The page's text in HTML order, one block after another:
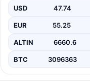
USD 47.74
EUR 55.25
ALTIN 6660.6
BTC 3096363